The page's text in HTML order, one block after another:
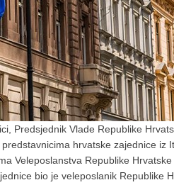
Predsjednik Vlade Republike
hrvatske zajednice iz
Veleposlanstva Republike Hrvatske
bio je veleposlanik Republike